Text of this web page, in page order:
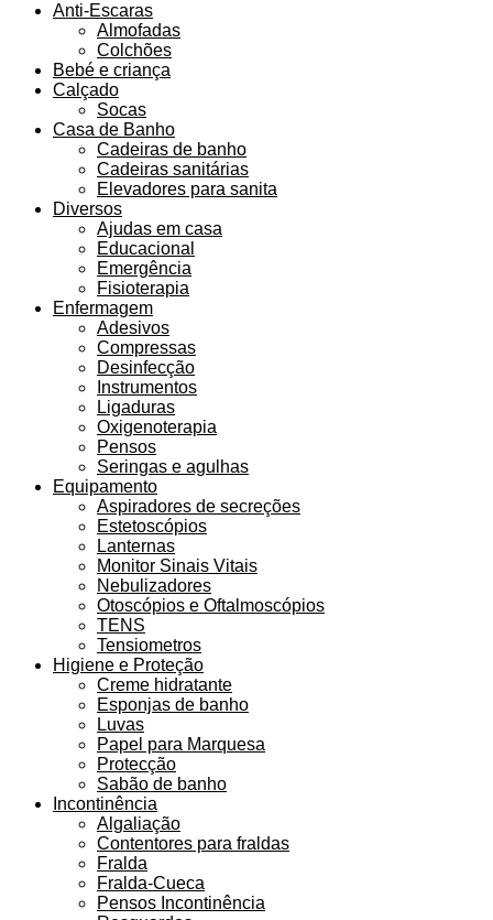
Anti-Escaras
Almofadas
Colchões
Bebé e criança
Calçado
Socas
Casa de Banho
Cadeiras de banho
Cadeiras sanitárias
Elevadores para sanita
Diversos
Ajudas em casa
Educacional
Emergência
Fisioterapia
Enfermagem
Adesivos
Compressas
Desinfecção
Instrumentos
Ligaduras
Oxigenoterapia
Pensos
Seringas e agulhas
Equipamento
Aspiradores de secreções
Estetoscópios
Lanternas
Monitor Sinais Vitais
Nebulizadores
Otoscópios e Oftalmoscópios
TENS
Tensiometros
Higiene e Proteção
Creme hidratante
Esponjas de banho
Luvas
Papel para Marquesa
Protecção
Sabão de banho
Incontinência
Algaliação
Contentores para fraldas
Fralda
Fralda-Cueca
Pensos Incontinência